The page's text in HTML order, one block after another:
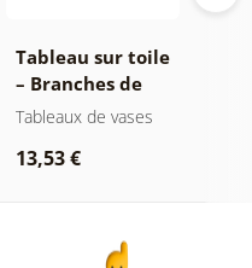
Tableau sur toile
– Branches de
fleurs dans un
Tableaux de vases
13,53 €